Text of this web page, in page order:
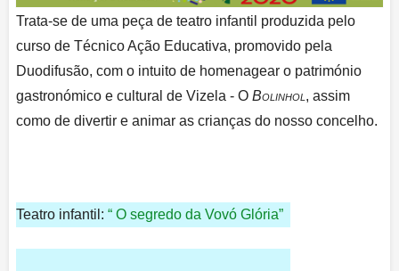
Trata-se de uma peça de teatro infantil produzida pelo
curso de Técnico Ação Educativa, promovido pela
Duodifusão, com o intuito de homenagear o património
gastronómico e cultural de Vizela - O Bolinhol , assim
como de divertir e animar as crianças do nosso concelho.
Teatro infantil: “ O segredo da Vovó Glória”